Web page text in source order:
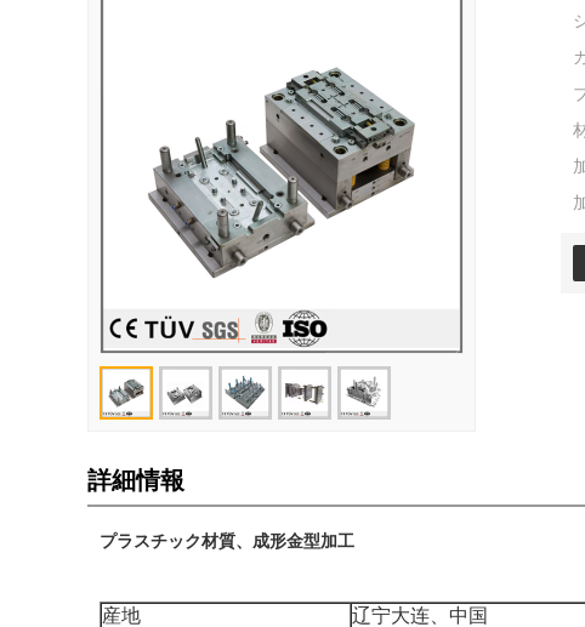
詳細情報
プラスチック材質、成形金型加工
産地
辽宁大连、中国